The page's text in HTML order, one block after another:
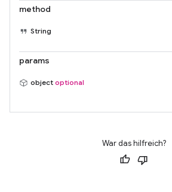
method
String
params
object optional
War das hilfreich?